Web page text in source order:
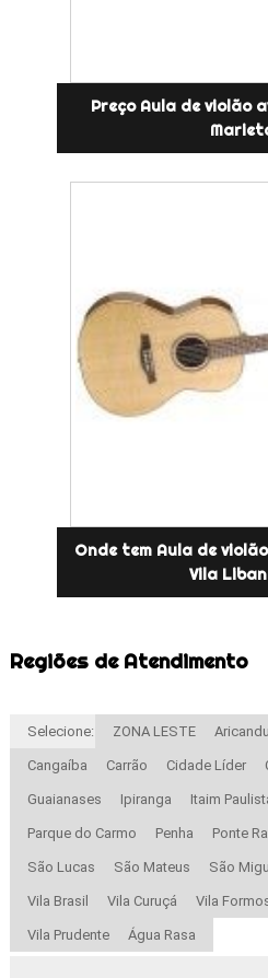
Preço Aula de violão
Onde tem Aula de
Vila
Regiões de Atendimento
Selecione: ZONA LESTE
Cangaíba Carrão Cidade Líder
Guaianases Ipiranga Itaim
Parque do Carmo Penha Ponte
São Lucas São Mateus São
Vila Brasil Vila Curuçá Vila
Vila Prudente Água Rasa